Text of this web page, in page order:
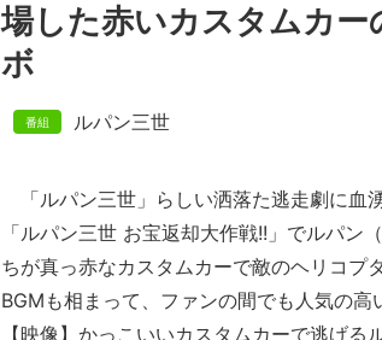
場した赤いカスタムカ
ボ
ルパン三世
「ルパン三世」らしい洒落た逃走劇に血
「ルパン三世 お宝返却大作戦!!」でルパン
ちが真っ赤なカスタムカーで敵のヘリコプ
BGMも相まって、ファンの間でも人気の高
【映像】かっこいいカスタムカーで逃げる